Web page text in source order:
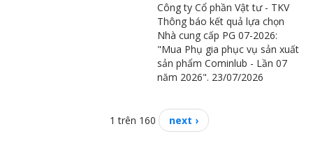
Công ty Cổ phần Vật tư - TKV
Thông báo kết quả lựa chọn
Nhà cung cấp PG 07-2026:
"Mua Phụ gia phục vụ sản xuất
sản phẩm Cominlub - Lần 07
năm 2026". 23/07/2026
1 trên 160 next ›